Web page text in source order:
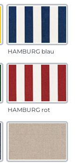
HAMBURG blau
HAMBURG rot